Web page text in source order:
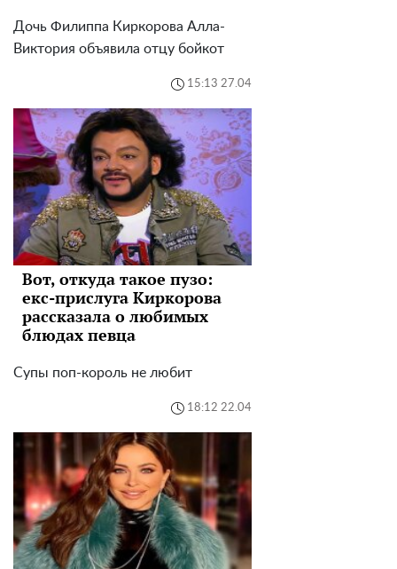
Дочь Филиппа Киркорова Алла-
Виктория объявила отцу бойкот
15:13 27.04
Вот, откуда такое пузо:
екс-прислуга Киркорова
рассказала о любимых
блюдах певца
Супы поп-король не любит
18:12 22.04